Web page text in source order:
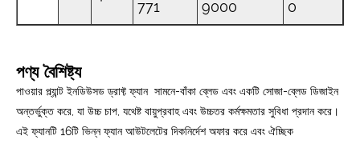
771
9000
0
পণ্য বৈশিষ্ট্য
পাওয়ার প্ল্যান্ট ইনডিউসড ড্রাফ্ট ফ্যান সামনে-বাঁকা ব্লেড এবং একটি সোজা-ব্লেড ডিজাইন
অন্তর্ভুক্ত করে, যা উচ্চ চাপ, যথেষ্ট বায়ুপ্রবাহ এবং উচ্চতর কর্মক্ষমতার সুবিধা প্রদান করে।
এই ফ্যানটি 16টি ভিন্ন ফ্যান আউটলেটের দিকনির্দেশ অফার করে এবং ঐচ্ছিক